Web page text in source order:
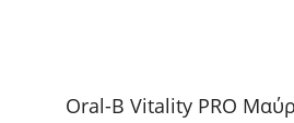
Oral-B Vitality PRΟ